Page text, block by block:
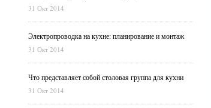
31 Окт 2014
Электропроводка на кухне: планирование и монтаж
31 Окт 2014
Что представляет собой столовая группа для кухни
31 Окт 2014